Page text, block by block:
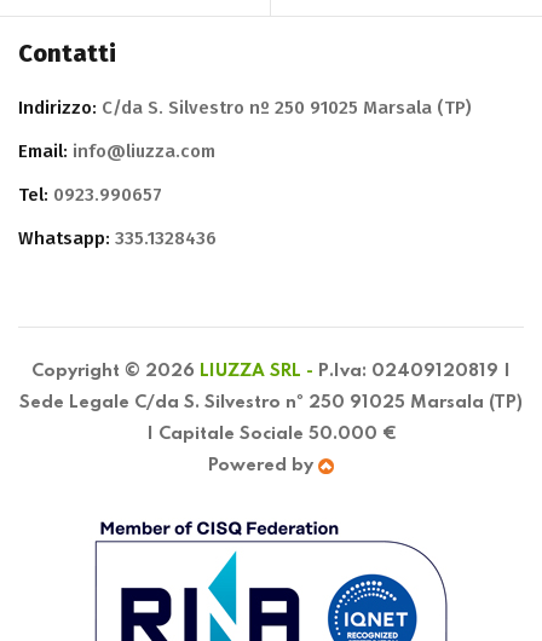
Contatti
Indirizzo: C/da S. Silvestro nº 250 91025 Marsala (TP)
Email: info@liuzza.com
Tel: 0923.990657
Whatsapp: 335.1328436
Copyright © 2026 LIUZZA SRL - P.Iva: 02409120819 |
Sede Legale C/da S. Silvestro nº 250 91025 Marsala (TP)
| Capitale Sociale 50.000 €
Powered by